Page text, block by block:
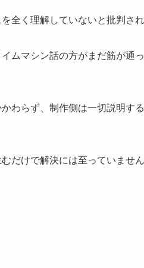
全く理解していないと批判され
ムマシン話の方がまだ筋が通
わらず、制作側は一切説明す
だけで解決には至っていません